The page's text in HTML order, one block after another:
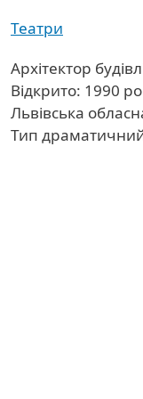
Театри
Архітектор
Відкрито: 1990
Львівська
Тип